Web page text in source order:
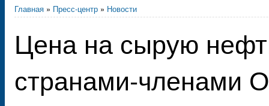
Главная » Пресс-центр » Новости
Цена на сырую
странами-членами